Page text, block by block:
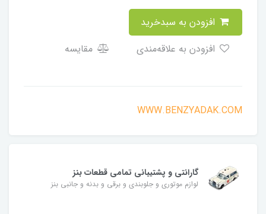
مقایسه
WWW.BENZYADAK.COM
گارانتی و پشتیبانی تمامی قطعات بنز
لوازم موتوری و جلوبندی و برقی و بدنه و جانبی بنز